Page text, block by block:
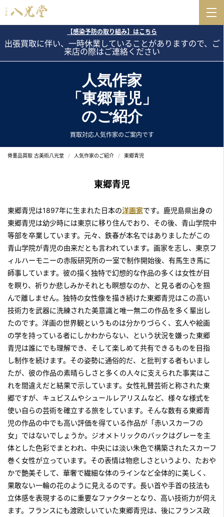
【感染予防の取り組み】はこちら
出張買取に伴い、一時休業していることがありますので、ご
来店の際はご連絡ください
人気作家
「東郷青児」
のご紹介
買取対応人気作家のご案内です
骨董品買取 古美術八光堂 人気作家のご紹介 東郷青児
東郷青児
東郷青児は1897年に生まれた日本の洋画家です。鹿児島県出身の
東郷青児は幼少時には東京に移り住んでおり、その後、青山学院中
等部を卒業しています。元々、鉄春が本名ではありましたがこの
青山学院が青児の由来だとも言われています。画家を志し、東京フ
ィルハーモニーの赤阪研究所の一室で制作開始後、有馬生き馬に
師事しています。彼の描く独特で幻想的な作品の多くは女性が目
を瞑り、祈りか悲しみかそれとも瞑想なのか、と見る者の心を掴
んで離しません。独特の女性像を描き続けた東郷青児はこの高い
技術力を武器に洗練された美意識と唯一無二の作品を多く輩出し
たのです。洋画の世界観というものは分かりづらく、玄人や絵画
の学を持っている者にしかわからない、という状況を嫌った東郷
青児は誰にでも理解でき、そして楽しめて共有できるものを目指
し制作を続けます。その姿勢に通俗的だ、と批判する者もいまし
たが、彼の作品の素晴らしさと多くの人々に支えられた事実はこ
れを間違えだと結果で示しています。女性礼賛芸術と称された東
郷ですが、キュビスムやシュールレアリスムなど、様々な様式を
使い自らの芸術を確立する旅をしています。そんな数有る東郷青
児の作品の中でも高い評価を得ている作品が「赤いスカーフの
女」ではないでしょうか。ジオメトリックのバックはグレーを主
体とした色彩でまとわれ、中央には淡い朱色で構築されたスカーフ
巻く女性が立っています。その表情は物悲しさというより、たおや
かで艶美そして、華奢で繊細な体のラインなど全体的に美しく、
果敢ない一輪の花のように見えるのです。長い首や手首の技法も
立体感を表現するのに重要なファクターとなり、高い技術力が伺え
ます。フランスにも渡欧しいていた東郷青児は、後にフランス政